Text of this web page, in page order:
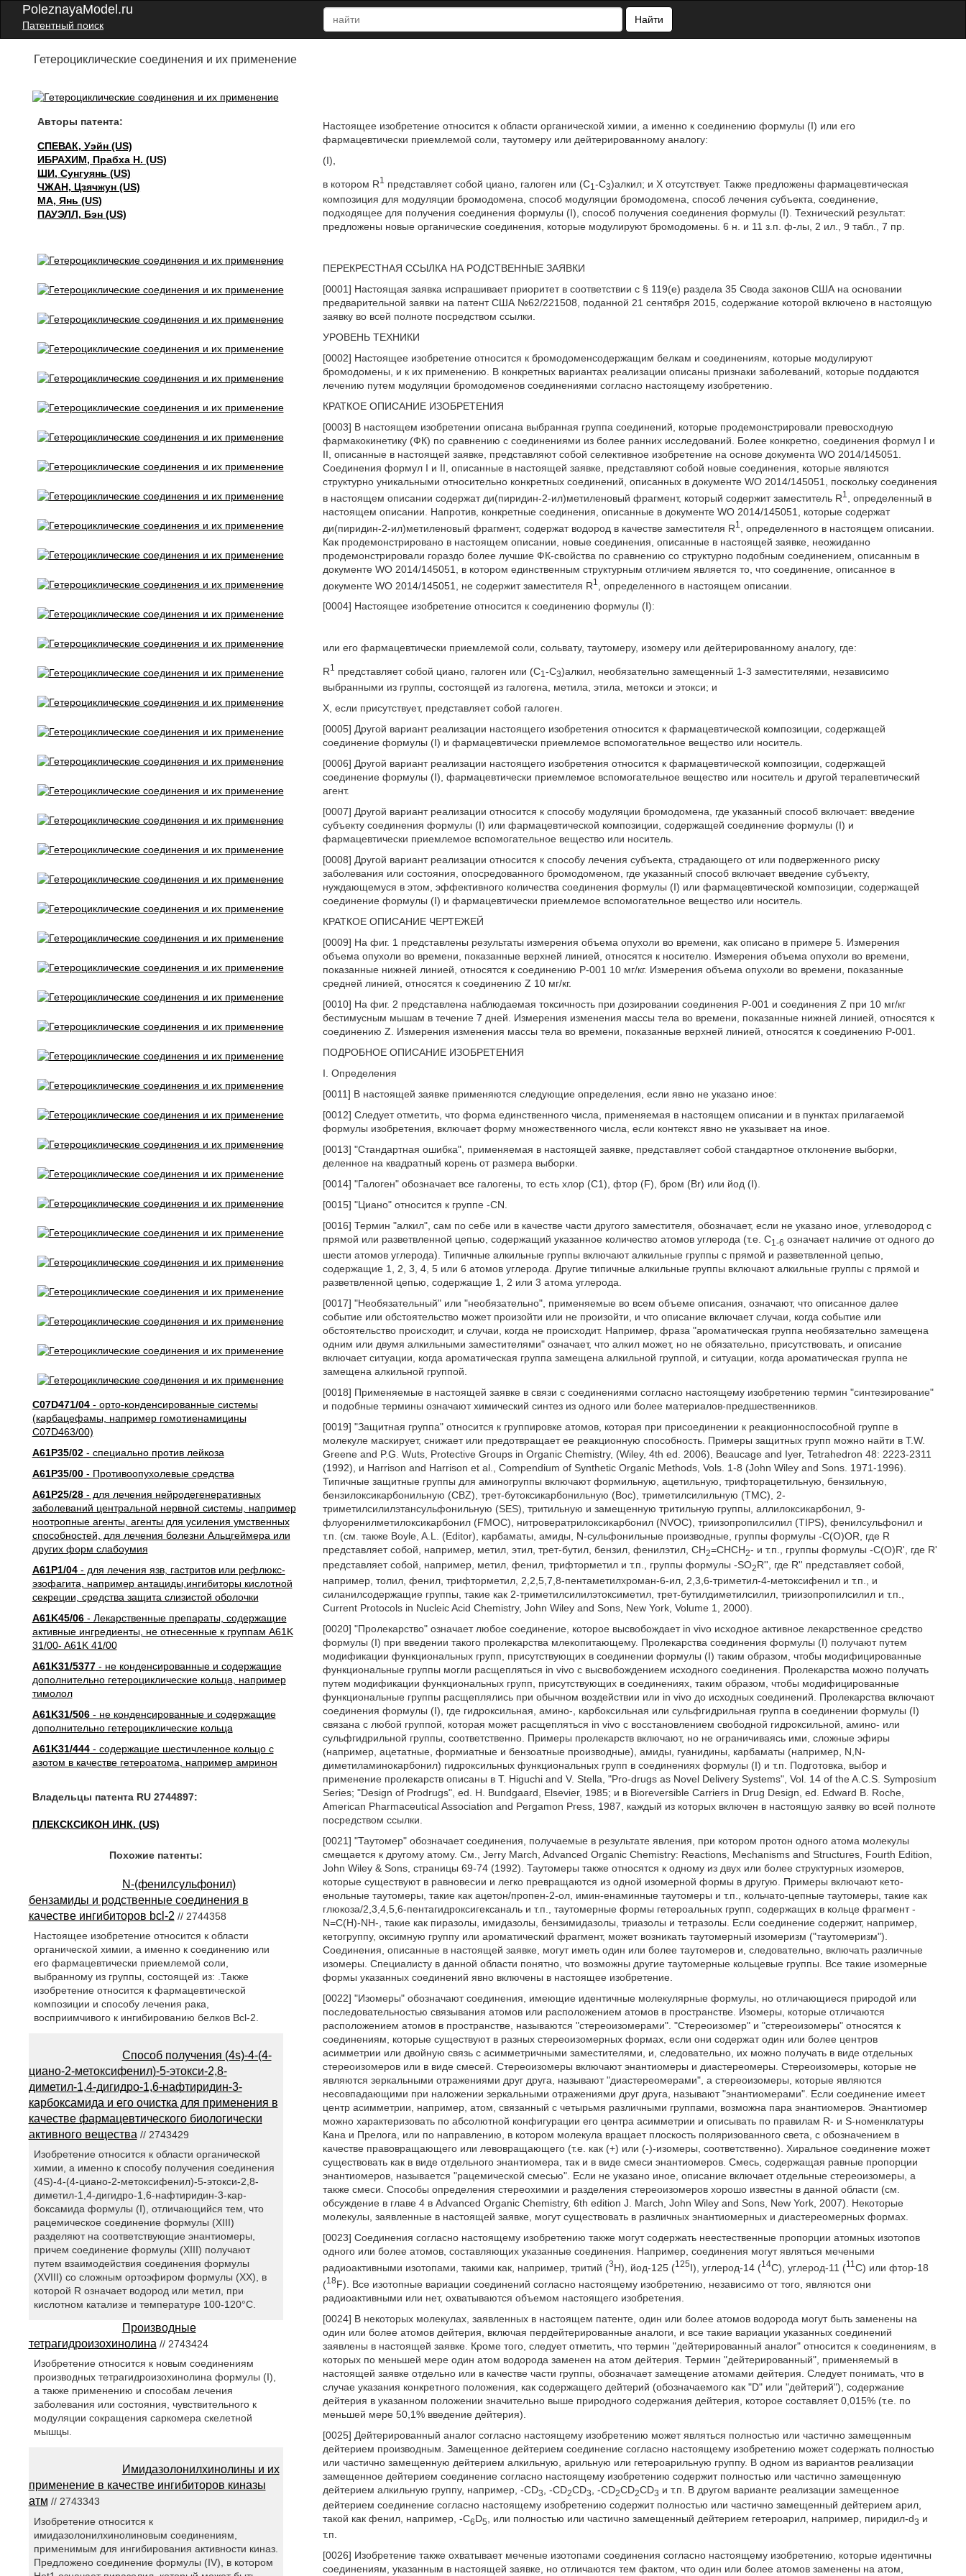
PoleznayaModel.ru
Патентный поиск
Найти
Гетероциклические соединения и их применение
Авторы патента:
СПЕВАК, Уэйн (US)
ИБРАХИМ, Прабха Н. (US)
ШИ, Сунгуянь (US)
ЧЖАН, Цзячжун (US)
МА, Янь (US)
ПАУЭЛЛ, Бэн (US)
C07D471/04- орто-конденсированные системы
(карбацефамы, например гомотиенамицины
C07D463/00)
A61P35/02- специально против лейкоза
A61P35/00- Противоопухолевые средства
A61P25/28- для лечения нейродегенеративных
заболеваний центральной нервной системы, например
ноотропные агенты, агенты для усиления умственных
способностей, для лечения болезни Альцгеймера или
других форм слабоумия
A61P1/04- для лечения язв, гастритов или рефлюкс-
эзофагита, например антациды,ингибиторы кислотной
секреции, средства защита слизистой оболочки
A61K45/06- Лекарственные препараты, содержащие
активные ингредиенты, не отнесенные к группам A61K
31/00- A61K 41/00
A61K31/5377- не конденсированные и содержащие
дополнительно гетероциклические кольца, например
тимолол
A61K31/506- не конденсированные и содержащие
дополнительно гетероциклические кольца
A61K31/444- содержащие шестичленное кольцо с
азотом в качестве гетероатома, например амринон
Владельцы патента RU 2744897:
ПЛЕКСКСИКОН ИНК. (US)
Настоящее изобретение относится к области органической химии, а именно к соединению формулы (I) или его
фармацевтически приемлемой соли, таутомеру или дейтерированному аналогу:
(I),
в котором R1 представляет собой циано, галоген или (C1-C3)алкил; и X отсутствует. Также предложены фармацевтическая
композиция для модуляции бромодомена, способ модуляции бромодомена, способ лечения субъекта, соединение,
подходящее для получения соединения формулы (I), способ получения соединения формулы (I). Технический результат:
предложены новые органические соединения, которые модулируют бромодомены. 6 н. и 11 з.п. ф-лы, 2 ил., 9 табл., 7 пр.
ПЕРЕКРЕСТНАЯ ССЫЛКА НА РОДСТВЕННЫЕ ЗАЯВКИ
[0001] Настоящая заявка испрашивает приоритет в соответствии с § 119(e) раздела 35 Свода законов США на основании
предварительной заявки на патент США №62/221508, поданной 21 сентября 2015, содержание которой включено в настоящую
заявку во всей полноте посредством ссылки.
УРОВЕНЬ ТЕХНИКИ
[0002] Настоящее изобретение относится к бромодоменсодержащим белкам и соединениям, которые модулируют
бромодомены, и к их применению. В конкретных вариантах реализации описаны признаки заболеваний, которые поддаются
лечению путем модуляции бромодоменов соединениями согласно настоящему изобретению.
КРАТКОЕ ОПИСАНИЕ ИЗОБРЕТЕНИЯ
[0003] В настоящем изобретении описана выбранная группа соединений, которые продемонстрировали превосходную
фармакокинетику (ФК) по сравнению с соединениями из более ранних исследований. Более конкретно, соединения формул I и
II, описанные в настоящей заявке, представляют собой селективное изобретение на основе документа WO 2014/145051.
Соединения формул I и II, описанные в настоящей заявке, представляют собой новые соединения, которые являются
структурно уникальными относительно конкретных соединений, описанных в документе WO 2014/145051, поскольку соединения
в настоящем описании содержат ди(пиридин-2-ил)метиленовый фрагмент, который содержит заместитель R1
, определенный в
настоящем описании. Напротив, конкретные соединения, описанные в документе WO 2014/145051, которые содержат
ди(пиридин-2-ил)метиленовый фрагмент, содержат водород в качестве заместителя R1
, определенного в настоящем описании.
Как продемонстрировано в настоящем описании, новые соединения, описанные в настоящей заявке, неожиданно
продемонстрировали гораздо более лучшие ФК-свойства по сравнению со структурно подобным соединением, описанным в
документе WO 2014/145051, в котором единственным структурным отличием является то, что соединение, описанное в
документе WO 2014/145051, не содержит заместителя R1
, определенного в настоящем описании.
[0004] Настоящее изобретение относится к соединению формулы (I):
или его фармацевтически приемлемой соли, сольвату, таутомеру, изомеру или дейтерированному аналогу, где:
R1 представляет собой циано, галоген или (С1-С3)алкил, необязательно замещенный 1-3 заместителями, независимо
выбранными из группы, состоящей из галогена, метила, этила, метокси и этокси; и
X, если присутствует, представляет собой галоген.
[0005] Другой вариант реализации настоящего изобретения относится к фармацевтической композиции, содержащей
соединение формулы (I) и фармацевтически приемлемое вспомогательное вещество или носитель.
[0006] Другой вариант реализации настоящего изобретения относится к фармацевтической композиции, содержащей
соединение формулы (I), фармацевтически приемлемое вспомогательное вещество или носитель и другой терапевтический
агент.
[0007] Другой вариант реализации относится к способу модуляции бромодомена, где указанный способ включает: введение
субъекту соединения формулы (I) или фармацевтической композиции, содержащей соединение формулы (I) и
фармацевтически приемлемое вспомогательное вещество или носитель.
[0008] Другой вариант реализации относится к способу лечения субъекта, страдающего от или подверженного риску
заболевания или состояния, опосредованного бромодоменом, где указанный способ включает введение субъекту,
нуждающемуся в этом, эффективного количества соединения формулы (I) или фармацевтической композиции, содержащей
соединение формулы (I) и фармацевтически приемлемое вспомогательное вещество или носитель.
КРАТКОЕ ОПИСАНИЕ ЧЕРТЕЖЕЙ
[0009] На фиг. 1 представлены результаты измерения объема опухоли во времени, как описано в примере 5. Измерения
объема опухоли во времени, показанные верхней линией, относятся к носителю. Измерения объема опухоли во времени,
показанные нижней линией, относятся к соединению Р-001 10 мг/кг. Измерения объема опухоли во времени, показанные
средней линией, относятся к соединению Z 10 мг/кг.
[0010] На фиг. 2 представлена наблюдаемая токсичность при дозировании соединения Р-001 и соединения Z при 10 мг/кг
бестимусным мышам в течение 7 дней. Измерения изменения массы тела во времени, показанные нижней линией, относятся к
соединению Z. Измерения изменения массы тела во времени, показанные верхней линией, относятся к соединению Р-001.
ПОДРОБНОЕ ОПИСАНИЕ ИЗОБРЕТЕНИЯ
I. Определения
[0011] В настоящей заявке применяются следующие определения, если явно не указано иное:
[0012] Следует отметить, что форма единственного числа, применяемая в настоящем описании и в пунктах прилагаемой
формулы изобретения, включает форму множественного числа, если контекст явно не указывает на иное.
[0013] "Стандартная ошибка", применяемая в настоящей заявке, представляет собой стандартное отклонение выборки,
деленное на квадратный корень от размера выборки.
[0014] "Галоген" обозначает все галогены, то есть хлор (С1), фтор (F), бром (Br) или йод (I).
[0015] "Циано" относится к группе -CN.
[0016] Термин "алкил", сам по себе или в качестве части другого заместителя, обозначает, если не указано иное, углеводород с
прямой или разветвленной цепью, содержащий указанное количество атомов углерода (т.е. С1-6 означает наличие от одного до
шести атомов углерода). Типичные алкильные группы включают алкильные группы с прямой и разветвленной цепью,
содержащие 1, 2, 3, 4, 5 или 6 атомов углерода. Другие типичные алкильные группы включают алкильные группы с прямой и
разветвленной цепью, содержащие 1, 2 или 3 атома углерода.
[0017] "Необязательный" или "необязательно", применяемые во всем объеме описания, означают, что описанное далее
событие или обстоятельство может произойти или не произойти, и что описание включает случаи, когда событие или
обстоятельство происходит, и случаи, когда не происходит. Например, фраза "ароматическая группа необязательно замещена
одним или двумя алкильными заместителями" означает, что алкил может, но не обязательно, присутствовать, и описание
включает ситуации, когда ароматическая группа замещена алкильной группой, и ситуации, когда ароматическая группа не
замещена алкильной группой.
[0018] Применяемые в настоящей заявке в связи с соединениями согласно настоящему изобретению термин "синтезирование"
и подобные термины означают химический синтез из одного или более материалов-предшественников.
[0019] "Защитная группа" относится к группировке атомов, которая при присоединении к реакционноспособной группе в
молекуле маскирует, снижает или предотвращает ее реакционную способность. Примеры защитных групп можно найти в T.W.
Greene and P.G. Wuts, Protective Groups in Organic Chemistry, (Wiley, 4th ed. 2006), Beaucage and Iyer, Tetrahedron 48: 2223-2311
(1992), и Harrison and Harrison et al., Compendium of Synthetic Organic Methods, Vols. 1-8 (John Wiley and Sons. 1971-1996).
Типичные защитные группы для аминогруппы включают формильную, ацетильную, трифторацетильную, бензильную,
бензилоксикарбонильную (CBZ), трет-бутоксикарбонильную (Boc), триметилсилильную (ТМС), 2-
триметилсилилэтансульфонильную (SES), тритильную и замещенную тритильную группы, аллилоксикарбонил, 9-
флуоренилметилоксикарбонил (FMOC), нитровератрилоксикарбонил (NVOC), триизопропилсилил (TIPS), фенилсульфонил и
т.п. (см. также Boyle, A.L. (Editor), карбаматы, амиды, N-сульфонильные производные, группы формулы -C(O)OR, где R
представляет собой, например, метил, этил, трет-бутил, бензил, фенилэтил, СН2=СНСН2- и т.п., группы формулы -C(O)R', где R'
представляет собой, например, метил, фенил, трифторметил и т.п., группы формулы -SO2R'', где R'' представляет собой,
например, толил, фенил, трифторметил, 2,2,5,7,8-пентаметилхроман-6-ил, 2,3,6-триметил-4-метоксифенил и т.п., и
силанилсодержащие группы, такие как 2-триметилсилилэтоксиметил, трет-бутилдиметилсилил, триизопропилсилил и т.п.,
Current Protocols in Nucleic Acid Chemistry, John Wiley and Sons, New York, Volume 1, 2000).
[0020] "Пролекарство" означает любое соединение, которое высвобождает in vivo исходное активное лекарственное средство
формулы (I) при введении такого пролекарства млекопитающему. Пролекарства соединения формулы (I) получают путем
модификации функциональных групп, присутствующих в соединении формулы (I) таким образом, чтобы модифицированные
функциональные группы могли расщепляться in vivo с высвобождением исходного соединения. Пролекарства можно получать
путем модификации функциональных групп, присутствующих в соединениях, таким образом, чтобы модифицированные
функциональные группы расщеплялись при обычном воздействии или in vivo до исходных соединений. Пролекарства включают
соединения формулы (I), где гидроксильная, амино-, карбоксильная или сульфгидрильная группа в соединении формулы (I)
связана с любой группой, которая может расщепляться in vivo с восстановлением свободной гидроксильной, амино- или
сульфгидрильной группы, соответственно. Примеры пролекарств включают, но не ограничиваясь ими, сложные эфиры
(например, ацетатные, формиатные и бензоатные производные), амиды, гуанидины, карбаматы (например, N,N-
диметиламинокарбонил) гидроксильных функциональных групп в соединениях формулы (I) и т.п. Подготовка, выбор и
применение пролекарств описаны в Т. Higuchi and V. Stella, "Pro-drugs as Novel Delivery Systems", Vol. 14 of the A.C.S. Symposium
Series; "Design of Prodrugs", ed. H. Bundgaard, Elsevier, 1985; и в Bioreversible Carriers in Drug Design, ed. Edward B. Roche,
American Pharmaceutical Association and Pergamon Press, 1987, каждый из которых включен в настоящую заявку во всей полноте
посредством ссылки.
[0021] "Таутомер" обозначает соединения, получаемые в результате явления, при котором протон одного атома молекулы
смещается к другому атому. См., Jerry March, Advanced Organic Chemistry: Reactions, Mechanisms and Structures, Fourth Edition,
John Wiley & Sons, страницы 69-74 (1992). Таутомеры также относятся к одному из двух или более структурных изомеров,
которые существуют в равновесии и легко превращаются из одной изомерной формы в другую. Примеры включают кето-
енольные таутомеры, такие как ацетон/пропен-2-ол, имин-енаминные таутомеры и т.п., кольчато-цепные таутомеры, такие как
глюкоза/2,3,4,5,6-пентагидроксигексаналь и т.п., таутомерные формы гетероальных групп, содержащих в кольце фрагмент -
N=C(H)-NH-, такие как пиразолы, имидазолы, бензимидазолы, триазолы и тетразолы. Если соединение содержит, например,
кетогруппу, оксимную группу или ароматический фрагмент, может возникать таутомерный изомеризм ("таутомеризм").
Соединения, описанные в настоящей заявке, могут иметь один или более таутомеров и, следовательно, включать различные
изомеры. Специалисту в данной области понятно, что возможны другие таутомерные кольцевые группы. Все такие изомерные
формы указанных соединений явно включены в настоящее изобретение.
[0022] "Изомеры" обозначают соединения, имеющие идентичные молекулярные формулы, но отличающиеся природой или
последовательностью связывания атомов или расположением атомов в пространстве. Изомеры, которые отличаются
расположением атомов в пространстве, называются "стереоизомерами". "Стереоизомер" и "стереоизомеры" относятся к
соединениям, которые существуют в разных стереоизомерных формах, если они содержат один или более центров
асимметрии или двойную связь с асимметричными заместителями, и, следовательно, их можно получать в виде отдельных
стереоизомеров или в виде смесей. Стереоизомеры включают энантиомеры и диастереомеры. Стереоизомеры, которые не
являются зеркальными отражениями друг друга, называют "диастереомерами", а стереоизомеры, которые являются
несовпадающими при наложении зеркальными отражениями друг друга, называют "энантиомерами". Если соединение имеет
центр асимметрии, например, атом, связанный с четырьмя различными группами, возможна пара энантиомеров. Энантиомер
можно характеризовать по абсолютной конфигурации его центра асимметрии и описывать по правилам R- и S-номенклатуры
Кана и Прелога, или по направлению, в котором молекула вращает плоскость поляризованного света, с обозначением в
качестве правовращающего или левовращающего (т.е. как (+) или (-)-изомеры, соответственно). Хиральное соединение может
существовать как в виде отдельного энантиомера, так и в виде смеси энантиомеров. Смесь, содержащая равные пропорции
энантиомеров, называется "рацемической смесью". Если не указано иное, описание включает отдельные стереоизомеры, а
также смеси. Способы определения стереохимии и разделения стереоизомеров хорошо известны в данной области (см.
обсуждение в главе 4 в Advanced Organic Chemistry, 6th edition J. March, John Wiley and Sons, New York, 2007). Некоторые
молекулы, заявленные в настоящей заявке, могут существовать в различных энантиомерных и диастереомерных формах.
[0023] Соединения согласно настоящему изобретению также могут содержать неестественные пропорции атомных изотопов
одного или более атомов, составляющих указанные соединения. Например, соединения могут являться мечеными
радиоактивными изотопами, такими как, например, тритий (3Н), йод-125 (125I), углерод-14 (14С), углерод-11 (11 С) или фтор-18
(18F). Все изотопные вариации соединений согласно настоящему изобретению, независимо от того, являются они
радиоактивными или нет, охватываются объемом настоящего изобретения.
[0024] В некоторых молекулах, заявленных в настоящем патенте, один или более атомов водорода могут быть заменены на
один или более атомов дейтерия, включая пердейтерированные аналоги, и все такие вариации указанных соединений
заявлены в настоящей заявке. Кроме того, следует отметить, что термин "дейтерированный аналог" относится к соединениям, в
которых по меньшей мере один атом водорода заменен на атом дейтерия. Термин "дейтерированный", применяемый в
настоящей заявке отдельно или в качестве части группы, обозначает замещение атомами дейтерия. Следует понимать, что в
случае указания конкретного положения, как содержащего дейтерий (обозначаемого как "D" или "дейтерий"), содержание
дейтерия в указанном положении значительно выше природного содержания дейтерия, которое составляет 0,015% (т.е. по
меньшей мере 50,1% введение дейтерия).
[0025] Дейтерированный аналог согласно настоящему изобретению может являться полностью или частично замещенным
дейтерием производным. Замещенное дейтерием соединение согласно настоящему изобретению может содержать полностью
или частично замещенную дейтерием алкильную, арильную или гетероарильную группу. В одном из вариантов реализации
замещенное дейтерием соединение согласно настоящему изобретению содержит полностью или частично замещенную
дейтерием алкильную группу, например, -CD3 , -CD2CD3 , -CD2CD2CD3 и т.п. В другом варианте реализации замещенное
дейтерием соединение согласно настоящему изобретению содержит полностью или частично замещенный дейтерием арил,
такой как фенил, например, -C6D5, или полностью или частично замещенный дейтерием гетероарил, например, пиридил-d3 и
т.п.
[0026] Изобретение также охватывает меченые изотопами соединения согласно настоящему изобретению, которые идентичны
соединениям, указанным в настоящей заявке, но отличаются тем фактом, что один или более атомов заменены на атом,
Похожие патенты:
N-(фенилсульфонил)
бензамиды и родственные соединения в
качестве ингибиторов bcl-2 // 2744358
Настоящее изобретение относится к области
органической химии, а именно к соединению или
его фармацевтически приемлемой соли,
выбранному из группы, состоящей из: .Также
изобретение относится к фармацевтической
композиции и способу лечения рака,
восприимчивого к ингибированию белков Bcl-2.
Способ получения (4s)-4-(4-
циано-2-метоксифенил)-5-этокси-2,8-
диметил-1,4-дигидро-1,6-нафтиридин-3-
карбоксамида и его очистка для применения в
качестве фармацевтического биологически
активного вещества // 2743429
Изобретение относится к области органической
химии, а именно к способу получения соединения
(4S)-4-(4-циано-2-метоксифенил)-5-этокси-2,8-
диметил-1,4-дигидро-1,6-нафтиридин-3-кар-
боксамида формулы (I), отличающийся тем, что
рацемическое соединение формулы (XIII)
разделяют на соответствующие энантиомеры,
причем соединение формулы (XIII) получают
путем взаимодействия соединения формулы
(XVIII) со сложным ортоэфиром формулы (XX), в
которой R означает водород или метил, при
кислотном катализе и температуре 100-120°С.
Производные
тетрагидроизохинолина// 2743424
Изобретение относится к новым соединениям
производных тетрагидроизохинолина формулы (I),
а также применению и способам лечения
заболевания или состояния, чувствительного к
модуляции сокращения саркомера скелетной
мышцы.
Имидазолонилхинолины и их
применение в качестве ингибиторов киназы
атм // 2743343
Изобретение относится к
имидазолонилхинолиновым соединениям,
применимым для ингибирования активности киназ.
Предложено соединение формулы (IV), в котором